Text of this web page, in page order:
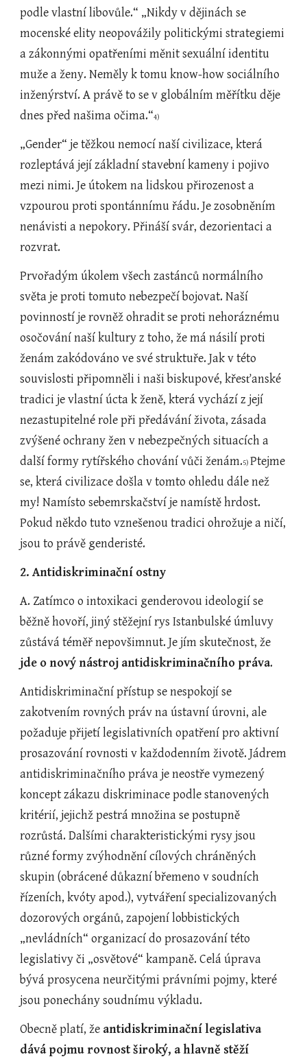
podle vlastní libovůle.“ „Nikdy v dějinách se
mocenské elity neopovážily politickými strategiemi
a zákonnými opatřeními měnit sexuální identitu
muže a ženy. Neměly k tomu know-how sociálního
inženýrství. A právě to se v globálním měřítku děje
dnes před našima očima.“4)
„Gender“ je těžkou nemocí naší civilizace, která
rozleptává její základní stavební kameny i pojivo
mezi nimi. Je útokem na lidskou přirozenost a
vzpourou proti spontánnímu řádu. Je zosobněním
nenávisti a nepokory. Přináší svár, dezorientaci a
rozvrat.
Prvořadým úkolem všech zastánců normálního
světa je proti tomuto nebezpečí bojovat. Naší
povinností je rovněž ohradit se proti nehoráznému
osočování naší kultury z toho, že má násilí proti
ženám zakódováno ve své struktuře. Jak v této
souvislosti připomněli i naši biskupové, křesťanské
tradici je vlastní úcta k ženě, která vychází z její
nezastupitelné role při předávání života, zásada
zvýšené ochrany žen v nebezpečných situacích a
další formy rytířského chování vůči ženám.5) Ptejme
se, která civilizace došla v tomto ohledu dále než
my! Namísto sebemrskačství je namístě hrdost.
Pokud někdo tuto vznešenou tradici ohrožuje a ničí,
jsou to právě genderisté.
2. Antidiskriminační ostny
A. Zatímco o intoxikaci genderovou ideologií se
běžně hovoří, jiný stěžejní rys Istanbulské úmluvy
jde o nový nástroj antidiskriminačního práva.
Antidiskriminační přístup se nespokojí se
zakotvením rovných práv na ústavní úrovni, ale
požaduje přijetí legislativních opatření pro aktivní
prosazování rovnosti v každodenním životě. Jádrem
antidiskriminačního práva je neostře vymezený
koncept zákazu diskriminace podle stanovených
kritérií, jejichž pestrá množina se postupně
rozrůstá. Dalšími charakteristickými rysy jsou
různé formy zvýhodnění cílových chráněných
skupin (obrácené důkazní břemeno v soudních
řízeních, kvóty apod.), vytváření specializovaných
dozorových orgánů, zapojení lobbistických
„nevládních“ organizací do prosazování této
legislativy či „osvětové“ kampaně. Celá úprava
bývá prosycena neurčitými právními pojmy, které
jsou ponechány soudnímu výkladu.
Obecně platí, že antidiskriminační legislativa
dává pojmu rovnost široký, a hlavně stěží